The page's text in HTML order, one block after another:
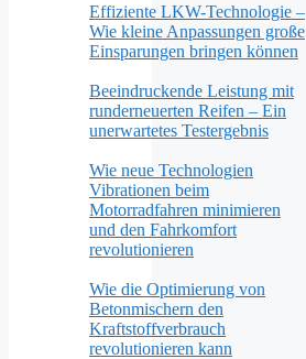
Effiziente LKW-Technologie –
Wie kleine Anpassungen große
Einsparungen bringen können
Beeindruckende Leistung mit
runderneuerten Reifen – Ein
unerwartetes Testergebnis
Wie neue Technologien
Vibrationen beim
Motorradfahren minimieren
und den Fahrkomfort
revolutionieren
Wie die Optimierung von
Betonmischern den
Kraftstoffverbrauch
revolutionieren kann